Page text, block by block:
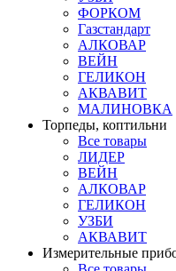
ФОРКОМ
Газстандарт
АЛКОВАР
ВЕЙН
ГЕЛИКОН
АКВАВИТ
МАЛИНОВКА
Торпеды, коптильни
Все товары
ЛИДЕР
ВЕЙН
АЛКОВАР
ГЕЛИКОН
УЗБИ
АКВАВИТ
Измерительные